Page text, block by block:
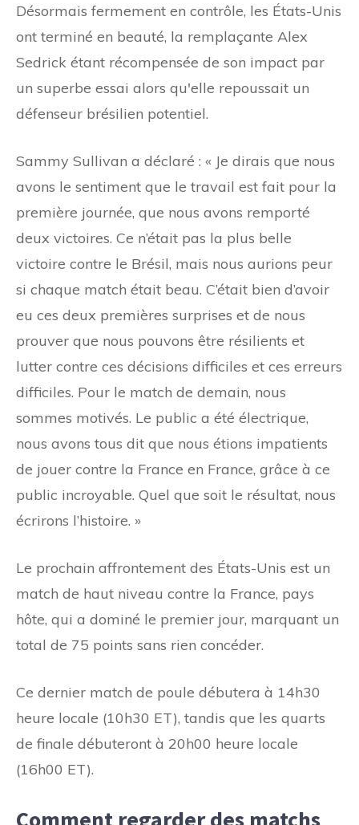
Désormais fermement en contrôle, les États-Unis
ont terminé en beauté, la remplaçante Alex
Sedrick étant récompensée de son impact par
un superbe essai alors qu'elle repoussait un
défenseur brésilien potentiel.
Sammy Sullivan a déclaré : « Je dirais que nous
avons le sentiment que le travail est fait pour la
première journée, que nous avons remporté
deux victoires. Ce n’était pas la plus belle
victoire contre le Brésil, mais nous aurions peur
si chaque match était beau. C’était bien d’avoir
eu ces deux premières surprises et de nous
prouver que nous pouvons être résilients et
lutter contre ces décisions difficiles et ces erreurs
difficiles. Pour le match de demain, nous
sommes motivés. Le public a été électrique,
nous avons tous dit que nous étions impatients
de jouer contre la France en France, grâce à ce
public incroyable. Quel que soit le résultat, nous
écrirons l’histoire. »
Le prochain affrontement des États-Unis est un
match de haut niveau contre la France, pays
hôte, qui a dominé le premier jour, marquant un
total de 75 points sans rien concéder.
Ce dernier match de poule débutera à 14h30
heure locale (10h30 ET), tandis que les quarts
de finale débuteront à 20h00 heure locale
(16h00 ET).
Comment regarder des matchs